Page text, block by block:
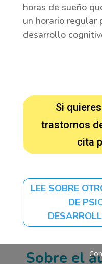
horas de sueño
un horario regular
desarrollo
Si
trastornos
cita
LEE SOBRE
DE
Sobre el